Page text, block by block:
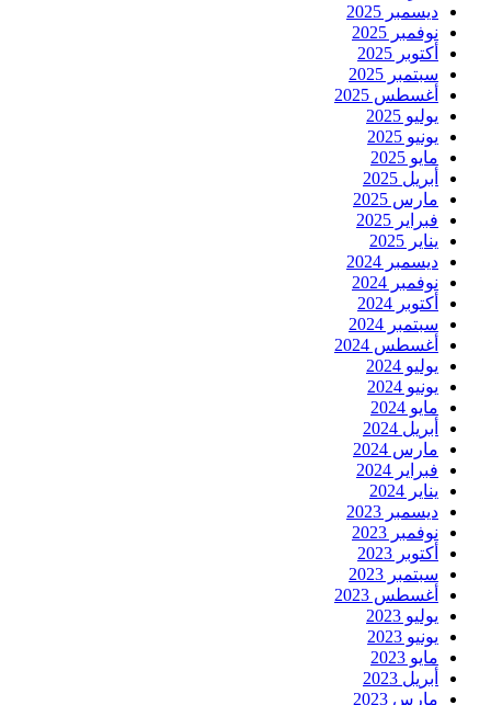
ديسمبر 2025
نوفمبر 2025
أكتوبر 2025
سبتمبر 2025
أغسطس 2025
يوليو 2025
يونيو 2025
مايو 2025
أبريل 2025
مارس 2025
فبراير 2025
يناير 2025
ديسمبر 2024
نوفمبر 2024
أكتوبر 2024
سبتمبر 2024
أغسطس 2024
يوليو 2024
يونيو 2024
مايو 2024
أبريل 2024
مارس 2024
فبراير 2024
يناير 2024
ديسمبر 2023
نوفمبر 2023
أكتوبر 2023
سبتمبر 2023
أغسطس 2023
يوليو 2023
يونيو 2023
مايو 2023
أبريل 2023
مارس 2023